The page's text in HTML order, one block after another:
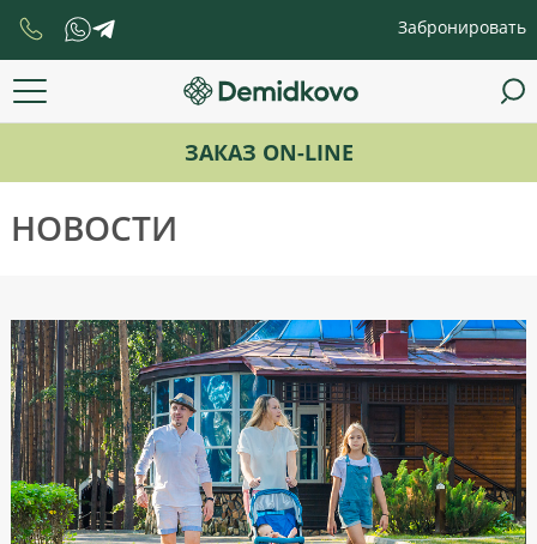
Забронировать
ЗАКАЗ ON-LINE
НОВОСТИ
НОВОСТИ АФИША